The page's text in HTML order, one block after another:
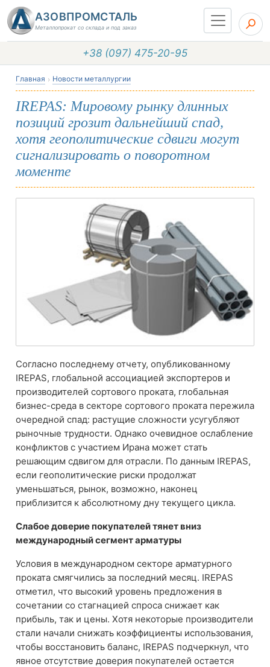
АЗОВПРОМСТАЛЬ
Металлопрокат со склада и под заказ
+38 (097) 475-20-95
Главная Новости металлургии
IREPAS: Мировому рынку длинных
позиций грозит дальнейший спад,
хотя геополитические сдвиги могут
сигнализировать о поворотном
моменте
Согласно последнему отчету, опубликованному
IREPAS, глобальной ассоциацией экспортеров и
производителей сортового проката, глобальная
бизнес-среда в секторе сортового проката пережила
очередной спад: растущие сложности усугубляют
рыночные трудности. Однако очевидное ослабление
конфликтов с участием Ирана может стать
решающим сдвигом для отрасли. По данным IREPAS,
если геополитические риски продолжат
уменьшаться, рынок, возможно, наконец
приблизится к абсолютному дну текущего цикла.
Слабое доверие покупателей тянет вниз
международный сегмент арматуры
Условия в международном секторе арматурного
проката смягчились за последний месяц. IREPAS
отметил, что высокий уровень предложения в
сочетании со стагнацией спроса снижает как
прибыль, так и цены. Хотя некоторые производители
стали начали снижать коэффициенты использования,
чтобы восстановить баланс, IREPAS подчеркнул, что
явное отсутствие доверия покупателей остается